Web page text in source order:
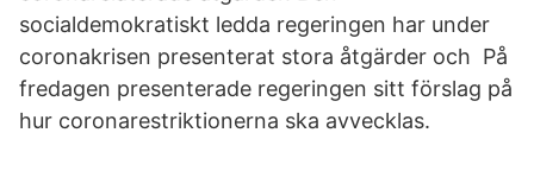
socialdemokratiskt ledda regeringen har under
coronakrisen presenterat stora åtgärder och På
fredagen presenterade regeringen sitt förslag på
hur coronarestriktionerna ska avvecklas.